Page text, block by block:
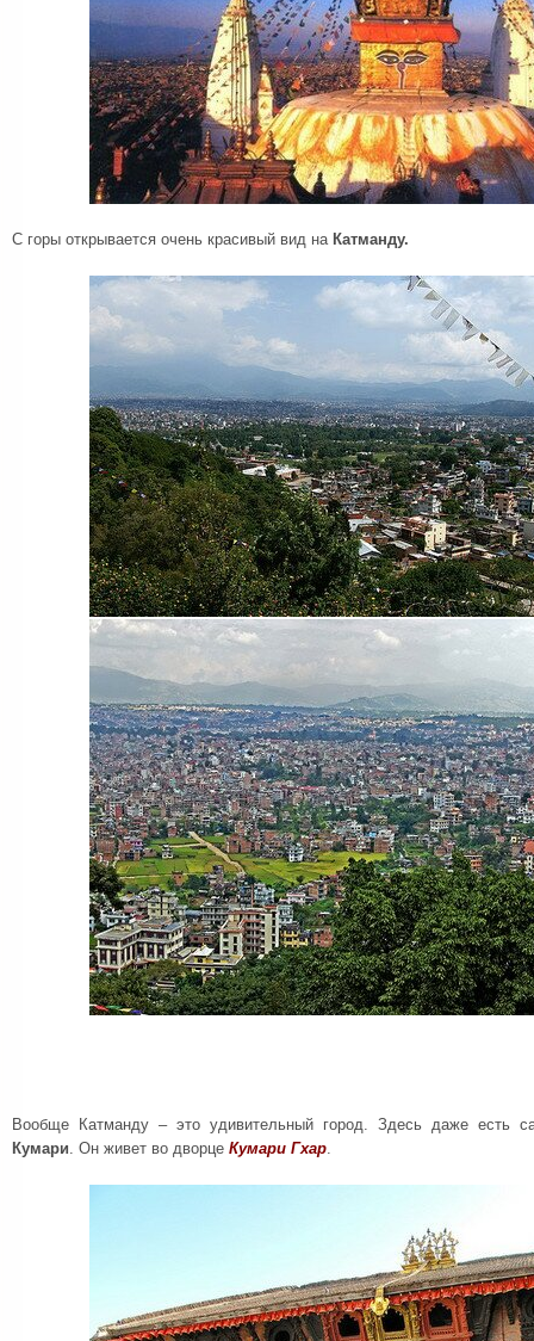
С горы открывается очень красивый вид на Катманду.
Вообще Катманду – это удивительный город. Здесь даже есть
Кумари. Он живет во дворце Кумари Гхар.